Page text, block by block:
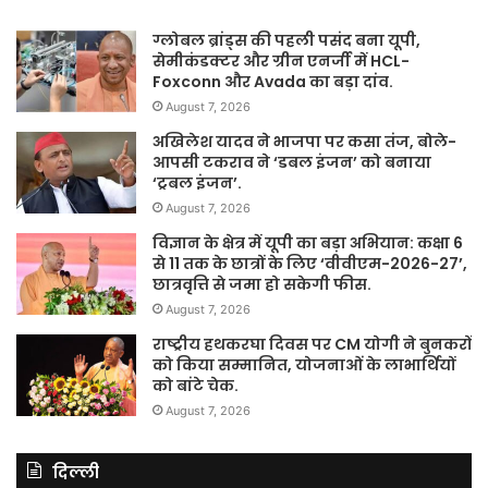
ग्लोबल ब्रांड्स की पहली पसंद बना यूपी,
सेमीकंडक्टर और ग्रीन एनर्जी में HCL-
Foxconn और Avada का बड़ा दांव.
August 7, 2026
अखिलेश यादव ने भाजपा पर कसा तंज, बोले-
आपसी टकराव ने ‘डबल इंजन’ को बनाया
‘ट्रबल इंजन’.
August 7, 2026
विज्ञान के क्षेत्र में यूपी का बड़ा अभियान: कक्षा 6
से 11 तक के छात्रों के लिए ‘वीवीएम-2026-27’,
छात्रवृत्ति से जमा हो सकेगी फीस.
August 7, 2026
राष्ट्रीय हथकरघा दिवस पर CM योगी ने बुनकरों
को किया सम्मानित, योजनाओं के लाभार्थियों
को बांटे चेक.
August 7, 2026
दिल्ली